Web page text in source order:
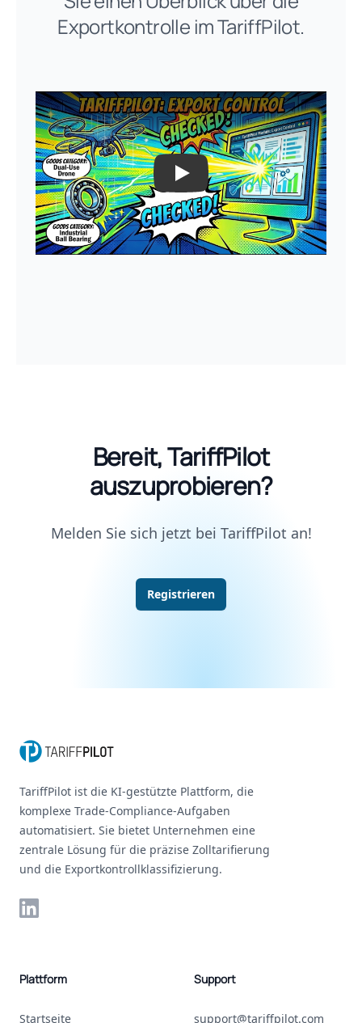
Exportkontrolle im TariffPilot.
Bereit, TariffPilot
auszuprobieren?
Melden Sie sich jetzt bei TariffPilot an!
Registrieren
TariffPilot ist die KI-gestützte Plattform, die
komplexe Trade-Compliance-Aufgaben
automatisiert. Sie bietet Unternehmen eine
zentrale Lösung für die präzise Zolltarifierung
und die Exportkontrollklassifizierung.
LinkedIn
Plattform
Startseite
Support
support@tariffpilot.com